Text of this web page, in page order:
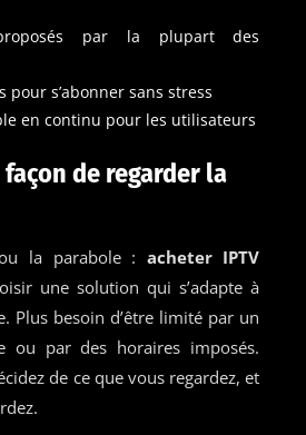
par la plupart des
pour s’abonner sans stress
en continu pour les utilisateurs
de regarder la
la parabole : acheter IPTV
une solution qui s’adapte à
Plus besoin d’être limité par un
ou par des horaires imposés.
de ce que vous regardez, et